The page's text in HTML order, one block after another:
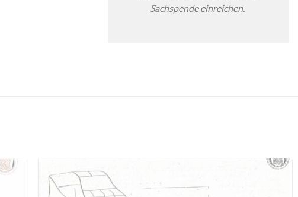
Sachspende einreichen.